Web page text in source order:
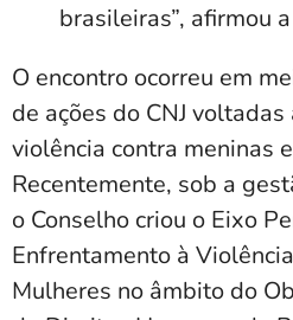
brasileiras”, afirmou
O encontro ocorreu em
de ações do CNJ
violência contra meninas
Recentemente, sob a
o Conselho criou o Eixo
Enfrentamento à
Mulheres no âmbito do